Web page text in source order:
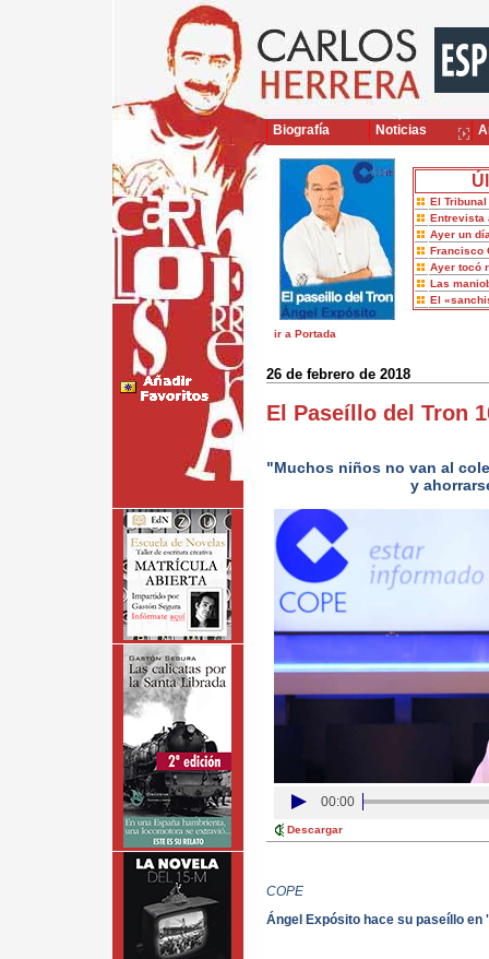
El
Entrevista
Ayer un
Francisco
Ayer tocó
Las
El
ir a Portada
26 de febrero de 2018
El Paseíllo del Tron
"Muchos niños no van al
y
00:00
Descargar
COPE
Ángel Expósito hace su paseíllo en
Biografía Noticias